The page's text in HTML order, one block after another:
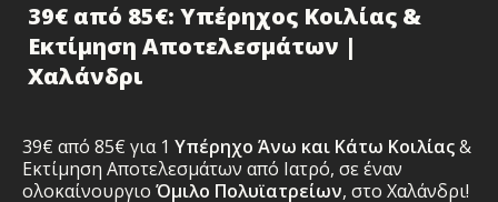
39€ από 85€: Υπέρηχος Κοιλίας &
Εκτίμηση Αποτελεσμάτων |
Χαλάνδρι
39€ από 85€ για 1 Υπέρηχο Άνω και Κάτω Κοιλίας&
Εκτίμηση Αποτελεσμάτων από Ιατρό, σε έναν
ολοκαίνουργιο Όμιλο Πολυϊατρείων, στο Χαλάνδρι!